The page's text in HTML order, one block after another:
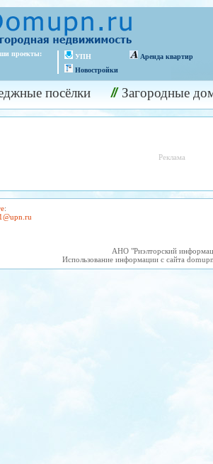
проекты:
УПН
Новостройки
Аренда квартир
посёлки Загородные
Реклама
:
1@upn.ru
АНО "Риэлторский
Использование информации с сайта